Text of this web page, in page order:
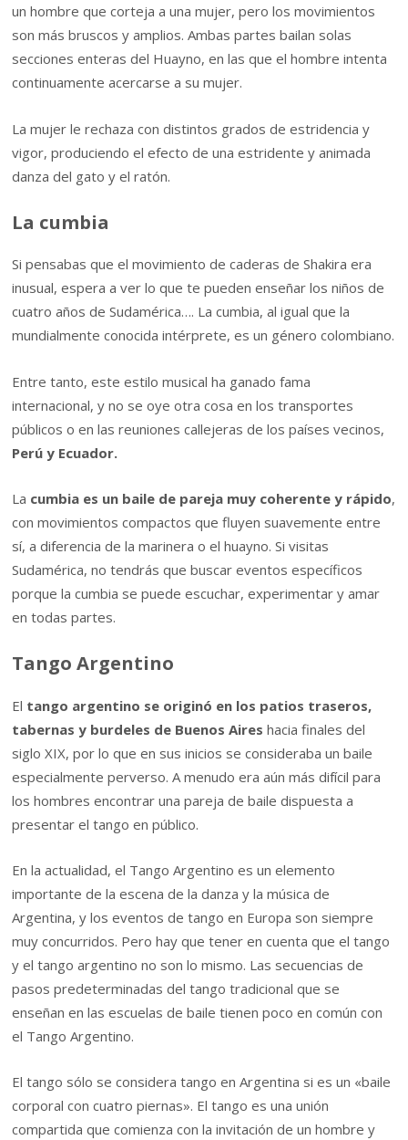
un hombre que corteja a una mujer, pero los movimientos
son más bruscos y amplios. Ambas partes bailan solas
secciones enteras del Huayno, en las que el hombre intenta
continuamente acercarse a su mujer.
La mujer le rechaza con distintos grados de estridencia y
vigor, produciendo el efecto de una estridente y animada
danza del gato y el ratón.
La cumbia
Si pensabas que el movimiento de caderas de Shakira era
inusual, espera a ver lo que te pueden enseñar los niños de
cuatro años de Sudamérica…. La cumbia, al igual que la
mundialmente conocida intérprete, es un género colombiano.
Entre tanto, este estilo musical ha ganado fama
internacional, y no se oye otra cosa en los transportes
públicos o en las reuniones callejeras de los países vecinos,
Perú y Ecuador.
La cumbia es un baile de pareja muy coherente y rápido,
con movimientos compactos que fluyen suavemente entre
sí, a diferencia de la marinera o el huayno. Si visitas
Sudamérica, no tendrás que buscar eventos específicos
porque la cumbia se puede escuchar, experimentar y amar
en todas partes.
Tango Argentino
El tango argentino se originó en los patios traseros,
tabernas y burdeles de Buenos Aires hacia finales del
siglo XIX, por lo que en sus inicios se consideraba un baile
especialmente perverso. A menudo era aún más difícil para
los hombres encontrar una pareja de baile dispuesta a
presentar el tango en público.
En la actualidad, el Tango Argentino es un elemento
importante de la escena de la danza y la música de
Argentina, y los eventos de tango en Europa son siempre
muy concurridos. Pero hay que tener en cuenta que el tango
y el tango argentino no son lo mismo. Las secuencias de
pasos predeterminadas del tango tradicional que se
enseñan en las escuelas de baile tienen poco en común con
el Tango Argentino.
El tango sólo se considera tango en Argentina si es un «baile
corporal con cuatro piernas». El tango es una unión
compartida que comienza con la invitación de un hombre y